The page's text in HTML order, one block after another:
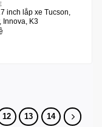
inch lắp xe Tucson,
Innova, K3
12 13 14